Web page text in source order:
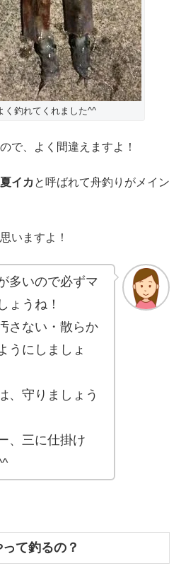
く釣れてくれました^^
で、よく間違えますよ！
夏イカ と呼ばれて舟釣りがメイン
いますよ！
多いので必ずマ
ょうね！
ない・散らか
うにしましょ
、守りましょう
、三に仕掛け
て釣るの？